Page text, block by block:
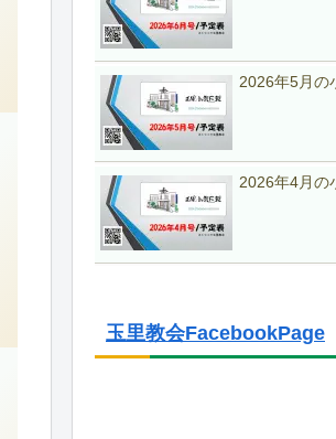
2026年5月の
2026年4月の
玉里教会FacebookPage